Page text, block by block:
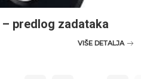
predlog zadataka
VIŠE DETALJA